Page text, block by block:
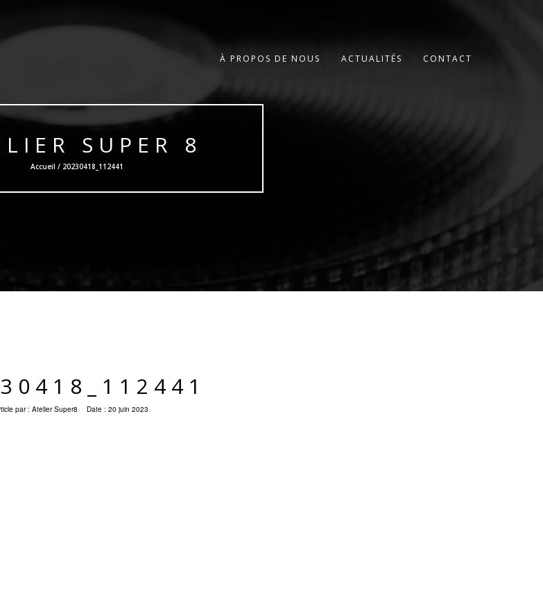
À PROPOS DE NOUS ACTUALITÉS CONTACT
SUPER 8
Accueil / 20230418_112441
par : Atelier Super8 Date : 20 juin 2023